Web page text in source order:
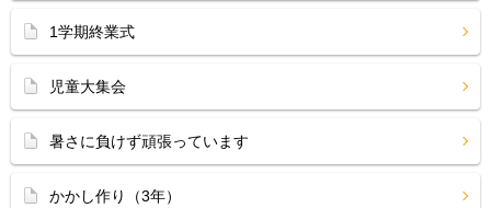
1学期終業式
児童大集会
暑さに負けず頑張っています
かかし作り（3年）